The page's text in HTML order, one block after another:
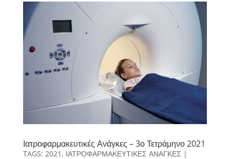
Ιατροφαρμακευτικές Ανάγκες – 3ο Τετράμηνο 2021
TAGS: 2021 , ΙΑΤΡΟΦΑΡΜΑΚΕΥΤΙΚΕΣ ΑΝΑΓΚΕΣ |